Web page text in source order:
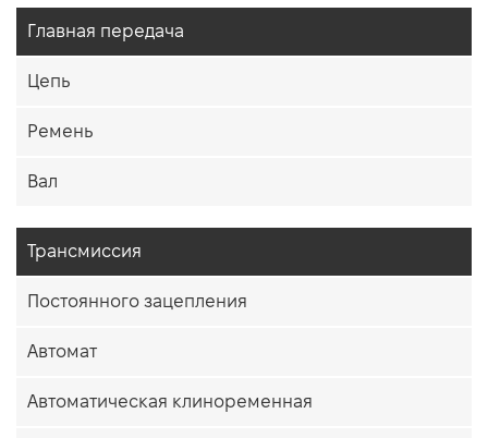
Главная передача
Цепь
Ремень
Вал
Трансмиссия
Постоянного зацепления
Автомат
Автоматическая клиноременная